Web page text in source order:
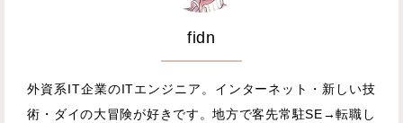
fidn
外資系IT企業のITエンジニア。インターネット・新しい技
術・ダイの大冒険が好きです。地方で客先常駐SE→転職し